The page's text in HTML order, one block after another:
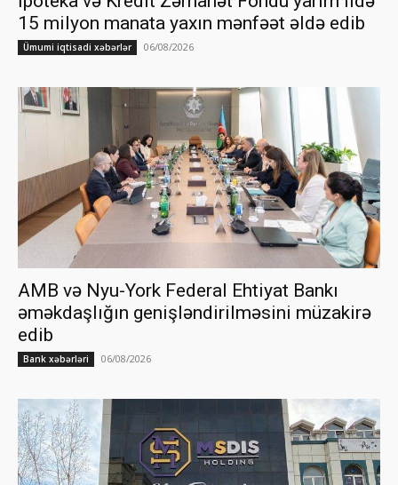
15 milyon manata yaxın mənfəət əldə edib
Ümumi iqtisadi xəbərlər 06/08/2026
AMB və Nyu-York Federal Ehtiyat Bankı
əməkdaşlığın genişləndirilməsini müzakirə
edib
Bank xəbərləri 06/08/2026